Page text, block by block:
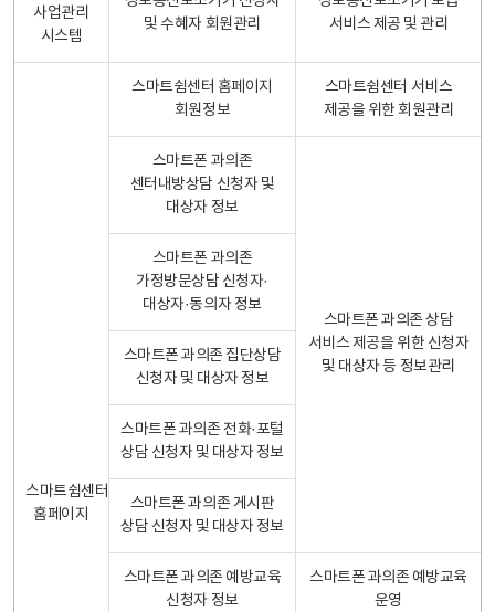
사업관리
시스템
및 수혜자 회원관리
서비스 제공 및 관리
스마트쉼센터
홈페이지
스마트쉼센터 홈페이지
회원정보
스마트쉼센터 서비스
제공을 위한 회원관리
스마트폰 과의존
센터내방상담 신청자 및
대상자 정보
스마트폰 과의존 상담
서비스 제공을 위한 신청자
및 대상자 등 정보관리
스마트폰 과의존
가정방문상담 신청자·
대상자·동의자 정보
스마트폰 과의존 집단상담
신청자 및 대상자 정보
스마트폰 과의존 전화·포털
상담 신청자 및 대상자 정보
스마트폰 과의존 게시판
상담 신청자 및 대상자 정보
스마트폰 과의존 예방교육
신청자 정보
스마트폰 과의존 예방교육
운영